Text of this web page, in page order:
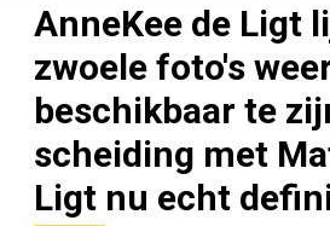
AnneKee de Ligt
zwoele foto's
beschikbaar te
scheiding met
Ligt nu echt